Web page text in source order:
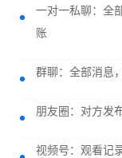
一对一私聊：全
账
群聊：全部消息
朋友圈：对方发
视频号：观看记